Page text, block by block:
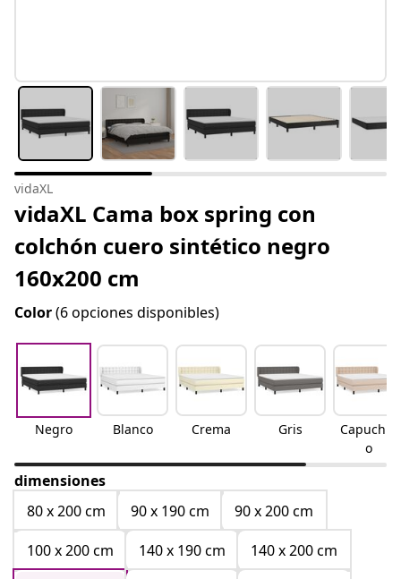
vidaXL
vidaXL Cama box spring con
colchón cuero sintético negro
160x200 cm
Color(6 opciones disponibles)
Negro Blanco Crema Gris
Capuchin
o
dimensiones
80 x 200 cm
90 x 190 cm
90 x 200 cm
100 x 200 cm
140 x 190 cm
140 x 200 cm